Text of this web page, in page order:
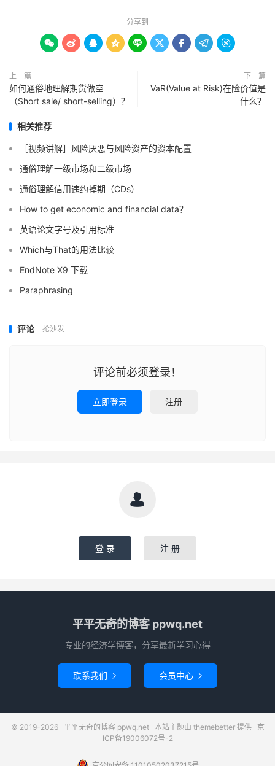
分享到
        
上一篇
如何通俗地理解期货做空
（Short sale/ short-selling）？
下一篇
VaR(Value at Risk)在险价值是
什么？
相关推荐
［视频讲解］风险厌恶与风险资产的资本配置
通俗理解一级市场和二级市场
通俗理解信用违约掉期（CDs）
How to get economic and financial data？
英语论文字号及引用标准
Which与That的用法比较
EndNote X9 下载
Paraphrasing
评论 抢沙发
评论前必须登录！
立即登录 注册

登 录 注 册
平平无奇的博客 ppwq.net
专业的经济学博客，分享最新学习心得
联系我们  会员中心 
© 2019-2026 平平无奇的博客 ppwq.net本站主题由 themebetter提供 京
ICP备19006072号-2